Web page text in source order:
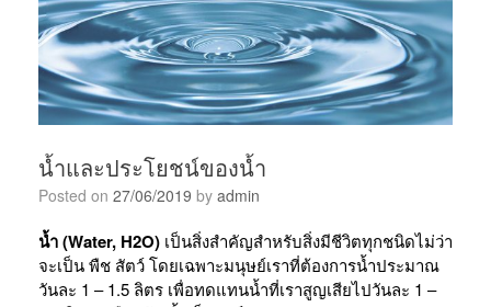
น้ำและประโยชน์ของน้ำ
Posted on 27/06/2019 by admin
น้ำ (Water, H2O) เป็นสิ่งสำคัญสำหรับสิ่งมีชีวิตทุกชนิดไม่ว่า
จะเป็น พืช สัตว์ โดยเฉพาะมนุษย์เราที่ต้องการน้ำประมาณ
วันละ 1 – 1.5 ลิตร เพื่อทดแทนน้ำที่เราสูญเสียไปวันละ 1 –